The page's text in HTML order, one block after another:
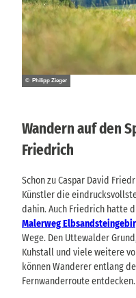
© Philipp Zieger
Wandern auf den
Friedrich
Schon zu Caspar David
Künstler die
dahin. Auch Friedrich hatte
Malerweg
Wege. Den Uttewalder
Kuhstall und viele weitere
können Wanderer entlang
Fernwanderroute entdecken.